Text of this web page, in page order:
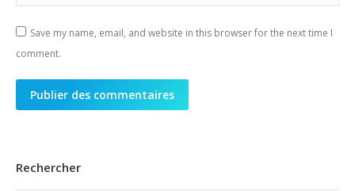
Save my name, email, and website in this browser for the next time I
comment.
Publier des commentaires
Rechercher